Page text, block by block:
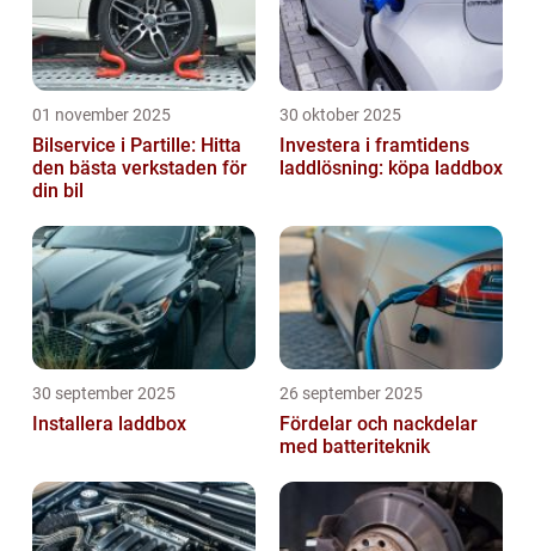
01 november 2025
Bilservice i Partille: Hitta
den bästa verkstaden för
din bil
30 oktober 2025
Investera i framtidens
laddlösning: köpa laddbox
30 september 2025
Installera laddbox
26 september 2025
Fördelar och nackdelar
med batteriteknik